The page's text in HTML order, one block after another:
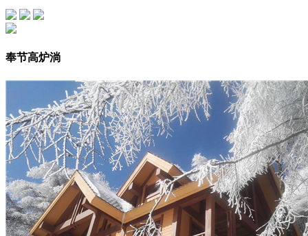
奉节高炉淌